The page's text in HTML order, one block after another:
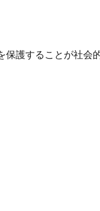
護することが社会